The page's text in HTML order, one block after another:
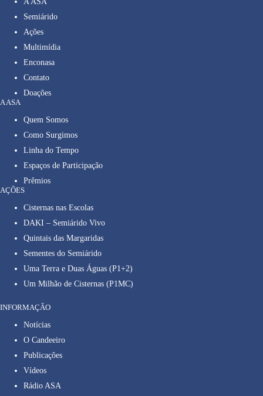
Semiárido
Ações
Multimídia
Enconasa
Contato
Doações
A ASA
Quem Somos
Como Surgimos
Linha do Tempo
Espaços de Participação
Prêmios
AÇÕES
Cisternas nas Escolas
DAKI – Semiárido Vivo
Quintais das Margaridas
Sementes do Semiárido
Uma Terra e Duas Águas (P1+2)
Um Milhão de Cisternas (P1MC)
INFORMAÇÃO
Notícias
O Candeeiro
Publicações
Vídeos
Rádio ASA